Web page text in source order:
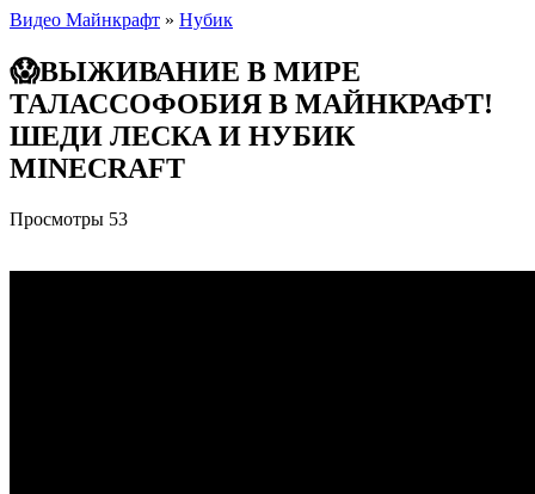
Видео Майнкрафт » Нубик
😱ВЫЖИВАНИЕ В МИРЕ
ТАЛАССОФОБИЯ В МАЙНКРАФТ!
ШЕДИ ЛЕСКА И НУБИК
MINECRAFT
Просмотры 53